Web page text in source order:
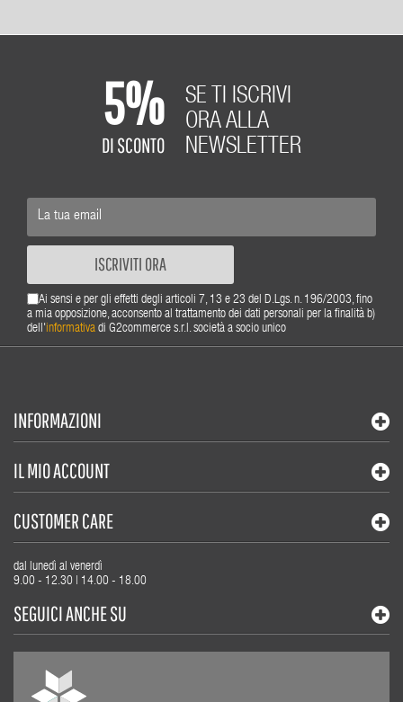
5%
DI SCONTO
SE TI ISCRIVI
ORA ALLA
NEWSLETTER
ISCRIVITI ORA
Ai sensi e per gli effetti degli articoli 7, 13 e 23 del D.Lgs. n. 196/2003, fino
a mia opposizione, acconsento al trattamento dei dati personali per la finalità b)
dell'informativa di G2commerce s.r.l. società a socio unico
INFORMAZIONI
IL MIO ACCOUNT
CUSTOMER CARE
dal lunedì al venerdì
9.00 - 12.30 | 14.00 - 18.00
SEGUICI ANCHE SU